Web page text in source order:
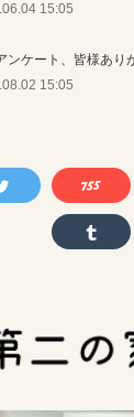
15:05
ンケート、皆様あり
15:05